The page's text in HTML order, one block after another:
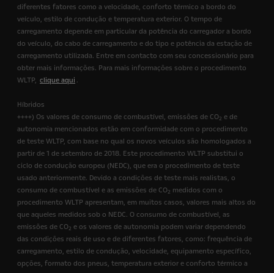
diferentes fatores como a velocidade, conforto térmico a bordo do
veículo, estilo de condução e temperatura exterior. O tempo de
carregamento depende em particular da potência do carregador a bordo
do veículo, do cabo de carregamento e do tipo e potência da estação de
carregamento utilizada. Entre em contacto com seu concessionário para
obter mais informações. Para mais informações sobre o procedimento
WLTP, clique aqui .
Híbridos
++++) Os valores de consumo de combustível, emissões de CO2 e de
autonomia mencionados estão em conformidade com o procedimento
de teste WLTP, com base no qual os novos veículos são homologados a
partir de 1 de setembro de 2018. Este procedimento WLTP substitui o
ciclo de condução europeu (NEDC), que era o procedimento de teste
usado anteriormente. Devido a condições de teste mais realistas, o
consumo de combustível e as emissões de CO2 medidos com o
procedimento WLTP apresentam, em muitos casos, valores mais altos do
que aqueles medidos sob o NEDC. O consumo de combustível, as
emissões de CO2 e os valores de autonomia podem variar dependendo
das condições reais de uso e de diferentes fatores, como: frequência de
carregamento, estilo de condução, velocidade, equipamento específico,
opções, formato dos pneus, temperatura exterior e conforto térmico a